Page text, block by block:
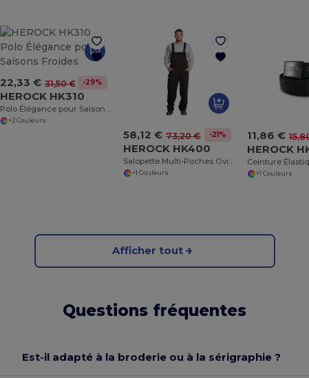
22,33 € 31,50 € -29%
HEROCK HK310
+2 Couleurs
58,12 € 73,20 € -21%
HEROCK HK400
Salopette Multi-Poches Ovius Pro
+1 Couleurs
11,86 €
HEROCK
+1 Couleurs
Afficher tout
Questions fréquentes
Est-il adapté à la broderie ou à la sérigraphie ?